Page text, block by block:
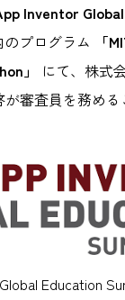
Inventor
のプログラム
「
」
にて、株式
審査員を務める
Education